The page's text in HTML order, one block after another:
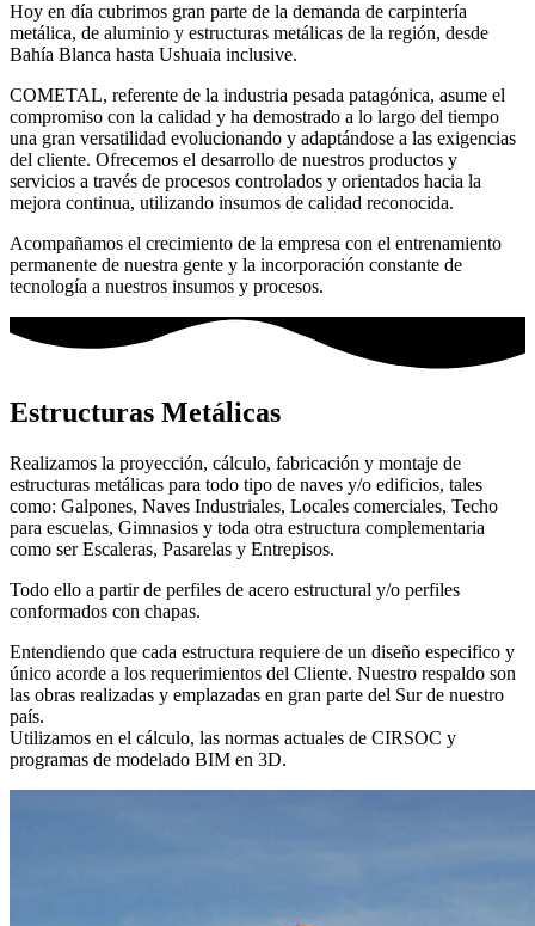
Hoy en día cubrimos gran parte de la demanda de carpintería
metálica, de aluminio y estructuras metálicas de la región, desde
Bahía Blanca hasta Ushuaia inclusive.
COMETAL, referente de la industria pesada patagónica, asume el
compromiso con la calidad y ha demostrado a lo largo del tiempo
una gran versatilidad evolucionando y adaptándose a las exigencias
del cliente. Ofrecemos el desarrollo de nuestros productos y
servicios a través de procesos controlados y orientados hacia la
mejora continua, utilizando insumos de calidad reconocida.
Acompañamos el crecimiento de la empresa con el entrenamiento
permanente de nuestra gente y la incorporación constante de
tecnología a nuestros insumos y procesos.
Estructuras Metálicas
Realizamos la proyección, cálculo, fabricación y montaje de
estructuras metálicas para todo tipo de naves y/o edificios, tales
como: Galpones, Naves Industriales, Locales comerciales, Techo
para escuelas, Gimnasios y toda otra estructura complementaria
como ser Escaleras, Pasarelas y Entrepisos.
Todo ello a partir de perfiles de acero estructural y/o perfiles
conformados con chapas.
Entendiendo que cada estructura requiere de un diseño especifico y
único acorde a los requerimientos del Cliente. Nuestro respaldo son
las obras realizadas y emplazadas en gran parte del Sur de nuestro
país.
Utilizamos en el cálculo, las normas actuales de CIRSOC y
programas de modelado BIM en 3D.